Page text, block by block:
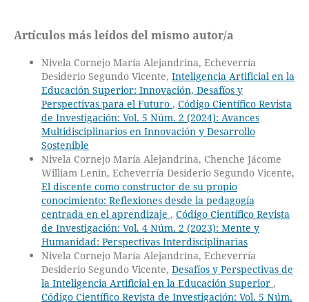
Artículos más leídos del mismo autor/a
Nivela Cornejo María Alejandrina, Echeverría
Desiderio Segundo Vicente, Inteligencia Artificial en la
Educación Superior: Innovación, Desafíos y
Perspectivas para el Futuro , Código Científico Revista
de Investigación: Vol. 5 Núm. 2 (2024): Avances
Multidisciplinarios en Innovación y Desarrollo
Sostenible
Nivela Cornejo María Alejandrina, Chenche Jácome
William Lenin, Echeverría Desiderio Segundo Vicente,
El discente como constructor de su propio
conocimiento: Reflexiones desde la pedagogía
centrada en el aprendizaje , Código Científico Revista
de Investigación: Vol. 4 Núm. 2 (2023): Mente y
Humanidad: Perspectivas Interdisciplinarias
Nivela Cornejo María Alejandrina, Echeverría
Desiderio Segundo Vicente, Desafíos y Perspectivas de
la Inteligencia Artificial en la Educación Superior ,
Código Científico Revista de Investigación: Vol. 5 Núm.